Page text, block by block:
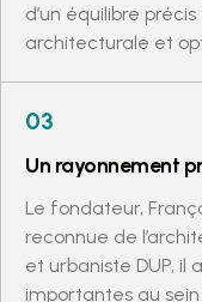
d’un équilibre
architecturale et
03
Un rayonnement
Le fondateur,
reconnue de
et urbaniste DUP, il
importantes au sein